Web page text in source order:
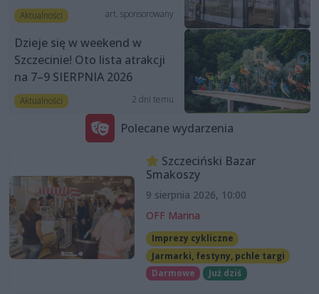
Aktualności art. sponsorowany
Dzieje się w weekend w
Szczecinie! Oto lista atrakcji
na 7–9 SIERPNIA 2026
Aktualności 2 dni temu
Polecane wydarzenia
Szczeciński Bazar
Smakoszy
9 sierpnia 2026, 10:00
OFF Marina
Imprezy cykliczne
Jarmarki, festyny, pchle targi
Darmowe
Już dziś